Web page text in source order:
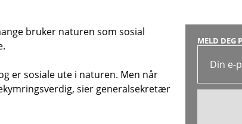
bruker naturen som sosial
er sosiale ute i naturen. Men når
sier generalsekretær
MELD DEG